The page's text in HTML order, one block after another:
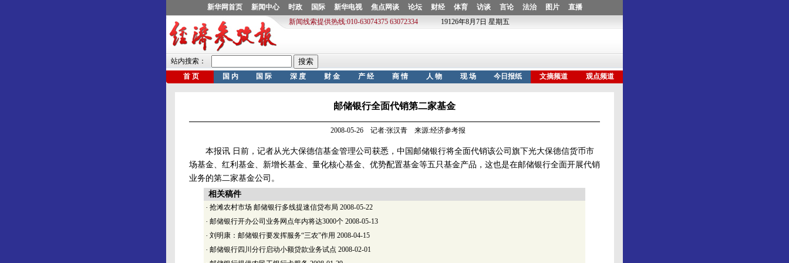
邮储银行全面代销第二家基金
2008-05-26 记者:张汉青 来源:经济参考报
本报讯 日前，记者从光大保德信基金管理公司获悉，中国邮储银行将全面代销该公司旗下光大保德信货币市
场基金、红利基金、新增长基金、量化核心基金、优势配置基金等五只基金产品，这也是在邮储银行全面开展代销
业务的第二家基金公司。
相关稿件
· 抢滩农村市场 邮储银行多线提速信贷布局 2008-05-22
· 邮储银行开办公司业务网点年内将达3000个 2008-05-13
· 刘明康：邮储银行要发挥服务“三农”作用 2008-04-15
· 邮储银行四川分行启动小额贷款业务试点 2008-02-01